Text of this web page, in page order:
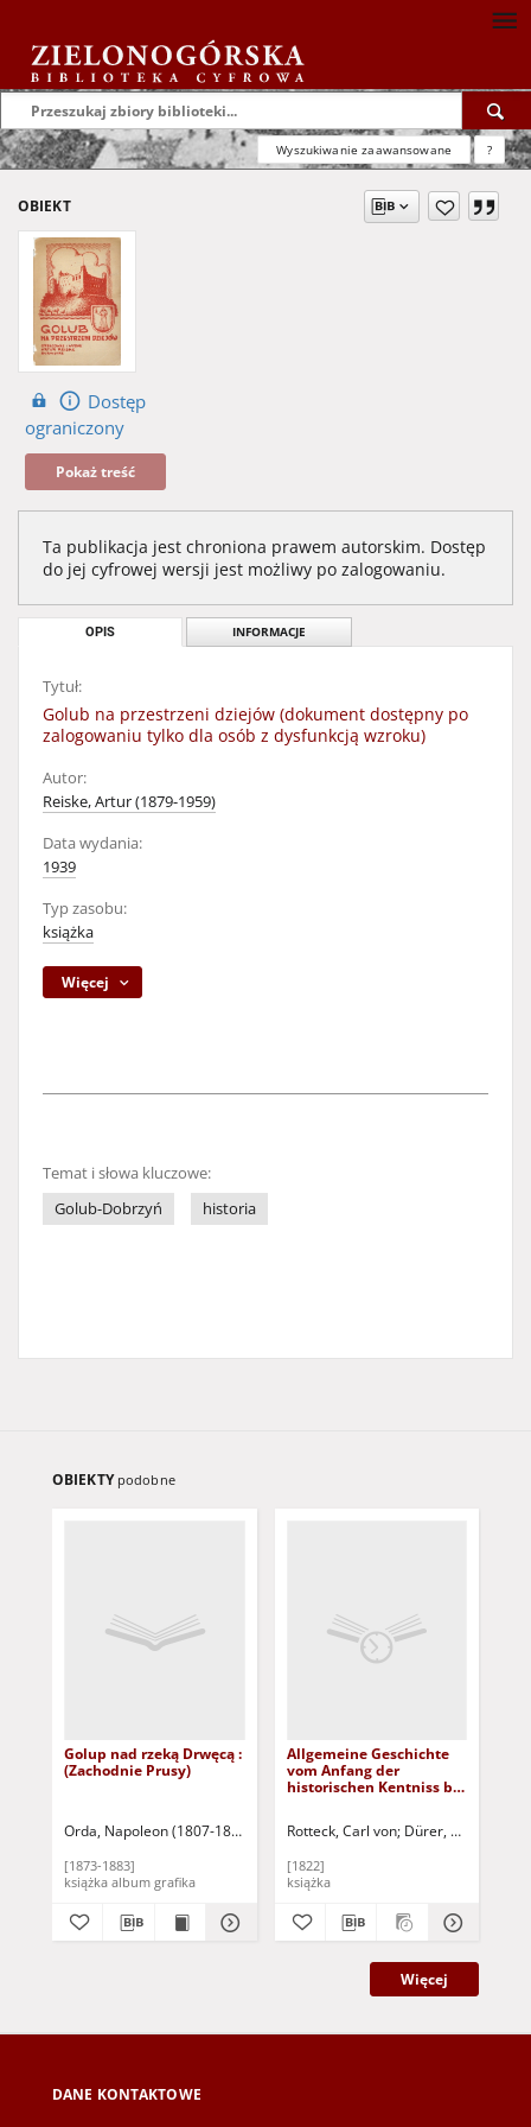
Wyszukiwanie zaawansowane ?
OBIEKT
Dostęp
ograniczony
Pokaż treść
Ta publikacja jest chroniona prawem autorskim. Dostęp
do jej cyfrowej wersji jest możliwy po zalogowaniu.
OPIS INFORMACJE
Tytuł:
Golub na przestrzeni dziejów (dokument dostępny po
zalogowaniu tylko dla osób z dysfunkcją wzroku)
Autor:
Reiske, Artur (1879-1959)
Data wydania:
1939
Typ zasobu:
książka
Więcej
Temat i słowa kluczowe:
Golub-Dobrzyń
historia
OBIEKTY podobne
Golup nad rzeką Drwęcą :
(Zachodnie Prusy)
Orda, Napoleon (1807-1893) Warszawa: Zakład Litograficzny M.
[1873-1883]
książka album grafika
Allgemeine Geschichte
vom Anfang der
historischen Kentniss bis
Rotteck, Carl von Dürer, Albrecht. Il.
[1822]
książka
Więcej
DANE KONTAKTOWE